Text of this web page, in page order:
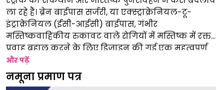
ला रहे हैं। ब्रेन बाईपास सर्जरी, या एक्स्ट्राक्रेनियल-टू-
इंट्राक्रेनियल (ईसी-आईसी) बाईपास, गंभीर
मस्तिष्कवाहिकीय रुकावट वाले रोगियों में मस्तिष्क में रक्त
प्रवाह बहाल करने के लिए डिज़ाइन की गई एक महत्वपूर्ण
प्रक्रिया है। यह वेबिनार रोगी चयन मानदंडों, सर्जिकल
तकनीकों और ऑपरेशन के बाद के परिणामों पर गहराई से
चर्चा करेगा जो इस जटिल हस्तक्षेप की सफलता को
और पढ़ें
नमूना प्रमाण पत्र